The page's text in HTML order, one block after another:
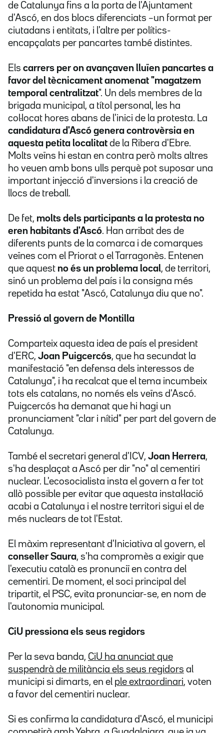
de Catalunya fins a la porta de l'Ajuntament
d'Ascó, en dos blocs diferenciats –un format per
ciutadans i entitats, i l'altre per polítics-
encapçalats per pancartes també distintes.
Els carrers per on avançaven lluïen pancartes a
favor del tècnicament anomenat "magatzem
temporal centralitzat". Un dels membres de la
brigada municipal, a títol personal, les ha
col·locat hores abans de l'inici de la protesta. La
candidatura d'Ascó genera controvèrsia en
aquesta petita localitat de la Ribera d'Ebre.
Molts veïns hi estan en contra però molts altres
ho veuen amb bons ulls perquè pot suposar una
important injecció d'inversions i la creació de
llocs de treball.
De fet, molts dels participants a la protesta no
eren habitants d'Ascó. Han arribat des de
diferents punts de la comarca i de comarques
veïnes com el Priorat o el Tarragonès. Entenen
que aquest no és un problema local, de territori,
sinó un problema del país i la consigna més
repetida ha estat "Ascó, Catalunya diu que no".
Pressió al govern de Montilla
Comparteix aquesta idea de país el president
d'ERC, Joan Puigcercós, que ha secundat la
manifestació "en defensa dels interessos de
Catalunya", i ha recalcat que el tema incumbeix
tots els catalans, no només els veïns d'Ascó.
Puigcercós ha demanat que hi hagi un
pronunciament "clar i nítid" per part del govern de
Catalunya.
També el secretari general d'ICV, Joan Herrera,
s'ha desplaçat a Ascó per dir "no" al cementiri
nuclear. L'ecosocialista insta el govern a fer tot
allò possible per evitar que aquesta instal·lació
acabi a Catalunya i el nostre territori sigui el de
més nuclears de tot l'Estat.
El màxim representant d'Iniciativa al govern, el
conseller Saura, s'ha compromès a exigir que
l'executiu català es pronunciï en contra del
cementiri. De moment, el soci principal del
tripartit, el PSC, evita pronunciar-se, en nom de
l'autonomia municipal.
CiU pressiona els seus regidors
Per la seva banda, CiU ha anunciat que
suspendrà de militància els seus regidors al
municipi si dimarts, en el ple extraordinari, voten
a favor del cementiri nuclear.
Si es confirma la candidatura d'Ascó, el municipi